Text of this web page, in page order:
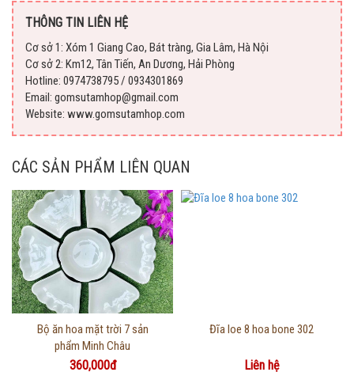
THÔNG TIN LIÊN HỆ
Cơ sở 1: Xóm 1 Giang Cao, Bát tràng, Gia Lâm, Hà Nội
Cơ sở 2: Km12, Tân Tiến, An Dương, Hải Phòng
Hotline: 0974738795 / 0934301869
Email: gomsutamhop@gmail.com
Website: www.gomsutamhop.com
CÁC SẢN PHẨM LIÊN QUAN
Thông tin chi tiết
Bộ ăn hoa mặt trời 7 sản
phẩm Minh Châu
360,000đ
Thông tin chi tiết
Đĩa loe 8 hoa bone 302
Liên hệ